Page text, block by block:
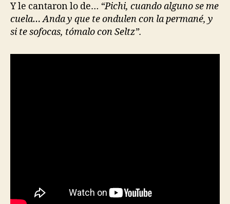
Y le cantaron lo de… “Pichi, cuando alguno se me
cuela… Anda y que te ondulen con la permané, y
si te sofocas, tómalo con Seltz”.